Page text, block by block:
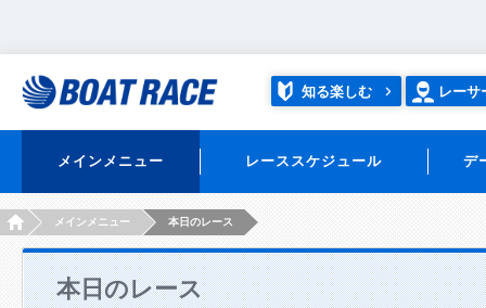
知る楽しむ レーサ
メインメニュー レーススケジュール デ
HOMEメインメニュー 本日のレース
本日のレース